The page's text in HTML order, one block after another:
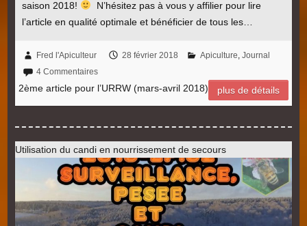
saison 2018!
N’hésitez pas à vous y affilier pour lire
l’article en qualité optimale et bénéficier de tous les…
Fred l'Apiculteur 28 février 2018 Apiculture Journal
4 Commentaires
2ème article pour l’URRW (mars-avril 2018) plus de détails
Utilisation du candi en nourrissement de secours